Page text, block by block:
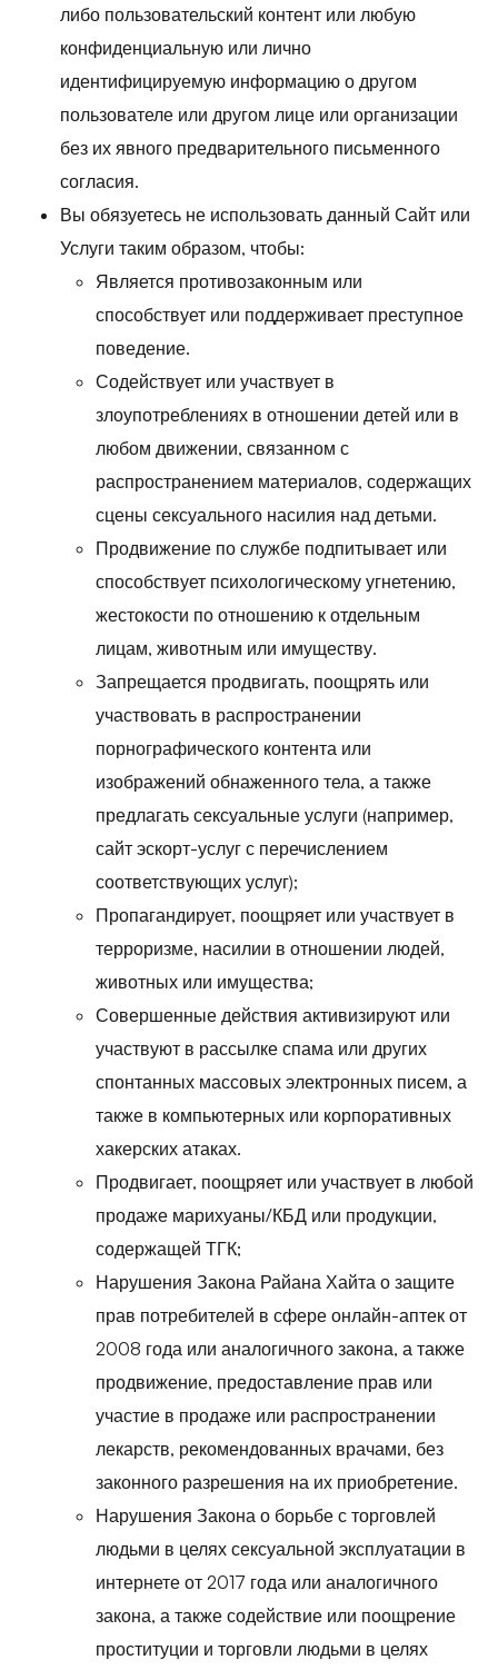
либо пользовательский контент или любую
конфиденциальную или лично
идентифицируемую информацию о другом
пользователе или другом лице или организации
без их явного предварительного письменного
согласия.
Вы обязуетесь не использовать данный Сайт или
Услуги таким образом, чтобы:
Является противозаконным или
способствует или поддерживает преступное
поведение.
Содействует или участвует в
злоупотреблениях в отношении детей или в
любом движении, связанном с
распространением материалов, содержащих
сцены сексуального насилия над детьми.
Продвижение по службе подпитывает или
способствует психологическому угнетению,
жестокости по отношению к отдельным
лицам, животным или имуществу.
Запрещается продвигать, поощрять или
участвовать в распространении
порнографического контента или
изображений обнаженного тела, а также
предлагать сексуальные услуги (например,
сайт эскорт-услуг с перечислением
соответствующих услуг);
Пропагандирует, поощряет или участвует в
терроризме, насилии в отношении людей,
животных или имущества;
Совершенные действия активизируют или
участвуют в рассылке спама или других
спонтанных массовых электронных писем, а
также в компьютерных или корпоративных
хакерских атаках.
Продвигает, поощряет или участвует в любой
продаже марихуаны/КБД или продукции,
содержащей ТГК;
Нарушения Закона Райана Хайта о защите
прав потребителей в сфере онлайн-аптек от
2008 года или аналогичного закона, а также
продвижение, предоставление прав или
участие в продаже или распространении
лекарств, рекомендованных врачами, без
законного разрешения на их приобретение.
Нарушения Закона о борьбе с торговлей
людьми в целях сексуальной эксплуатации в
интернете от 2017 года или аналогичного
закона, а также содействие или поощрение
проституции и торговли людьми в целях